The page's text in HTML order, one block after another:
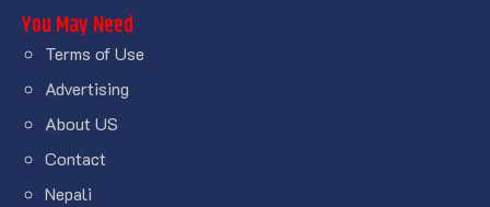
You May Need
Terms of Use
Advertising
About US
Contact
Nepali